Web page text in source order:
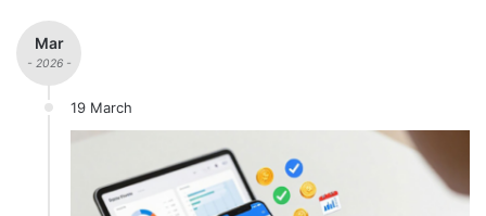
Mar
- 2026 -
19 March